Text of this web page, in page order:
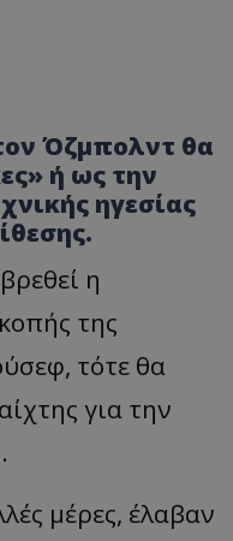
Όζμπολντ θα
ή ως την
ηγεσίας
η
της
τότε θα
για την
μέρες, έλαβαν